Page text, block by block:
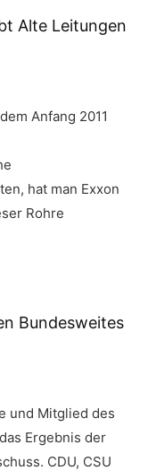
Alte Leitungen
Anfang 2011
hat man Exxon
Rohre
Bundesweites
und Mitglied des
Ergebnis der
CDU, CSU